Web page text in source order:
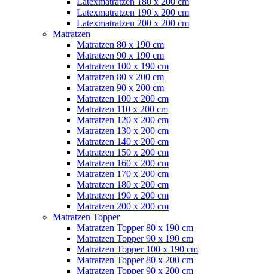
Latexmatratzen 190 x 200 cm
Latexmatratzen 200 x 200 cm
Matratzen
Matratzen 80 x 190 cm
Matratzen 90 x 190 cm
Matratzen 100 x 190 cm
Matratzen 80 x 200 cm
Matratzen 90 x 200 cm
Matratzen 100 x 200 cm
Matratzen 110 x 200 cm
Matratzen 120 x 200 cm
Matratzen 130 x 200 cm
Matratzen 140 x 200 cm
Matratzen 150 x 200 cm
Matratzen 160 x 200 cm
Matratzen 170 x 200 cm
Matratzen 180 x 200 cm
Matratzen 190 x 200 cm
Matratzen 200 x 200 cm
Matratzen Topper
Matratzen Topper 80 x 190 cm
Matratzen Topper 90 x 190 cm
Matratzen Topper 100 x 190 cm
Matratzen Topper 80 x 200 cm
Matratzen Topper 90 x 200 cm